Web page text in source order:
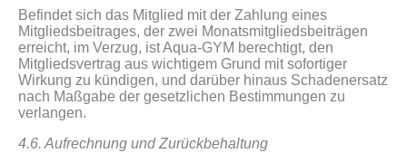
Befindet sich das Mitglied mit der Zahlung eines
Mitgliedsbeitrages, der zwei Monatsmitgliedsbeiträgen
erreicht, im Verzug, ist Aqua-GYM berechtigt, den
Mitgliedsvertrag aus wichtigem Grund mit sofortiger
Wirkung zu kündigen, und darüber hinaus Schadenersatz
nach Maßgabe der gesetzlichen Bestimmungen zu
verlangen.
4.6. Aufrechnung und Zurückbehaltung